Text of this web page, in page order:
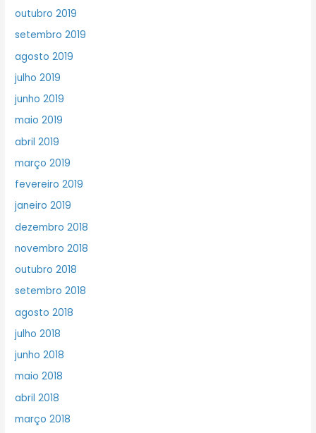
outubro 2019
setembro 2019
agosto 2019
julho 2019
junho 2019
maio 2019
abril 2019
março 2019
fevereiro 2019
janeiro 2019
dezembro 2018
novembro 2018
outubro 2018
setembro 2018
agosto 2018
julho 2018
junho 2018
maio 2018
abril 2018
março 2018